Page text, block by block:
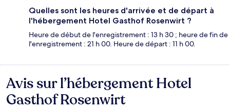
Quelles sont les heures d'arrivée et de départ à
l'hébergement Hotel Gasthof Rosenwirt ?
Heure de début de l'enregistrement : 13 h 30 ; heure de fin de
l'enregistrement : 21 h 00. Heure de départ : 11 h 00.
Avis
Avis sur l’hébergement Hotel
Gasthof Rosenwirt